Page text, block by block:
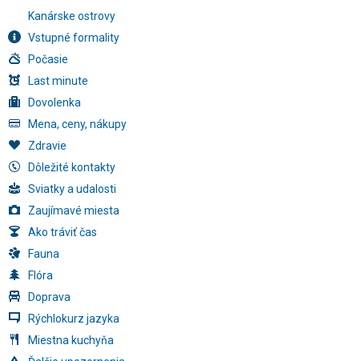
Kanárske ostrovy
Vstupné formality
Počasie
Last minute
Dovolenka
Mena, ceny, nákupy
Zdravie
Dôležité kontakty
Sviatky a udalosti
Zaujímavé miesta
Ako tráviť čas
Fauna
Flóra
Doprava
Rýchlokurz jazyka
Miestna kuchyňa